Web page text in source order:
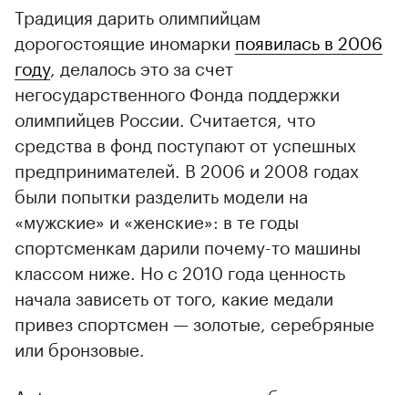
Традиция дарить олимпийцам
дорогостоящие иномарки появилась в 2006
году, делалось это за счет
негосударственного Фонда поддержки
олимпийцев России. Считается, что
средства в фонд поступают от успешных
предпринимателей. В 2006 и 2008 годах
были попытки разделить модели на
«мужские» и «женские»: в те годы
спортсменкам дарили почему-то машины
классом ниже. Но с 2010 года ценность
начала зависеть от того, какие медали
привез спортсмен — золотые, серебряные
или бронзовые.